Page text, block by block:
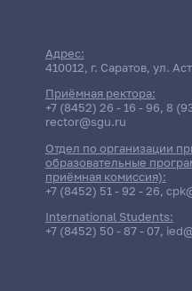
Адрес:
410012, г. Саратов, ул.
Приёмная ректора:
+7 (8452) 26 - 16 - 96, 8
rector@sgu.ru
Отдел по организации
образовательные
приёмная комиссия):
+7 (8452) 51 - 92 - 26,
International Students:
+7 (8452) 50 - 87 - 07,